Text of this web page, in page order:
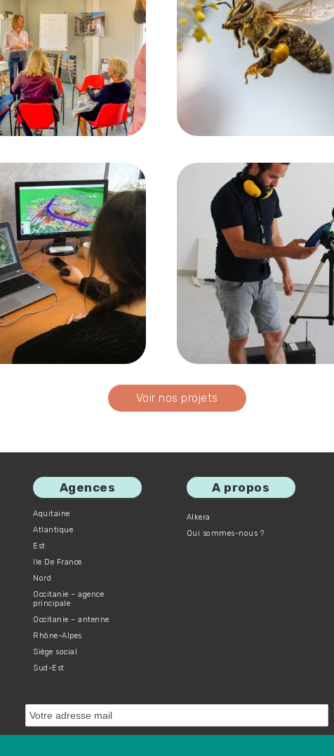
Image
Voir nos projets
Agences
Aquitaine
Atlantique
Est
Ile De France
Nord
Occitanie – agence
principale
Occitanie – antenne
Rhône-Alpes
Siège social
Sud-Est
A propos
Alkera
Qui sommes-nous ?